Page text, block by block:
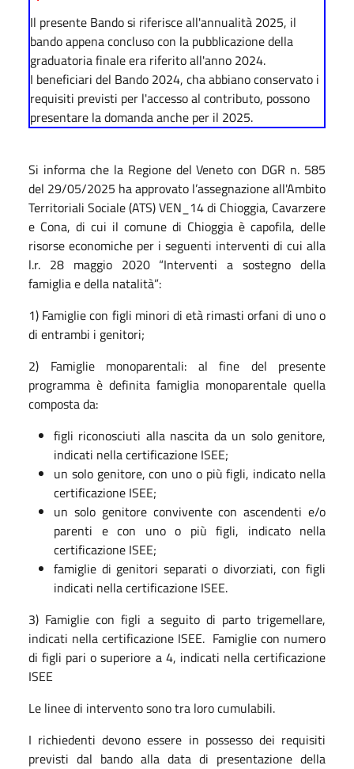
Il presente Bando si riferisce all'annualità 2025, il
bando appena concluso con la pubblicazione della
graduatoria finale era riferito all'anno 2024.
I beneficiari del Bando 2024, cha abbiano conservato i
requisiti previsti per l'accesso al contributo, possono
presentare la domanda anche per il 2025.
Si informa che la Regione del Veneto con DGR n. 585
del 29/05/2025 ha approvato l’assegnazione all'Ambito
Territoriali Sociale (ATS) VEN_14 di Chioggia, Cavarzere
e Cona, di cui il comune di Chioggia è capofila, delle
risorse economiche per i seguenti interventi di cui alla
l.r. 28 maggio 2020 “Interventi a sostegno della
famiglia e della natalità”:
1) Famiglie con figli minori di età rimasti orfani di uno o
di entrambi i genitori;
2) Famiglie monoparentali: al fine del presente
programma è definita famiglia monoparentale quella
composta da:
figli riconosciuti alla nascita da un solo genitore,
indicati nella certificazione ISEE;
un solo genitore, con uno o più figli, indicato nella
certificazione ISEE;
un solo genitore convivente con ascendenti e/o
parenti e con uno o più figli, indicato nella
certificazione ISEE;
famiglie di genitori separati o divorziati, con figli
indicati nella certificazione ISEE.
3) Famiglie con figli a seguito di parto trigemellare,
indicati nella certificazione ISEE. Famiglie con numero
di figli pari o superiore a 4, indicati nella certificazione
ISEE
Le linee di intervento sono tra loro cumulabili.
I richiedenti devono essere in possesso dei requisiti
previsti dal bando alla data di presentazione della